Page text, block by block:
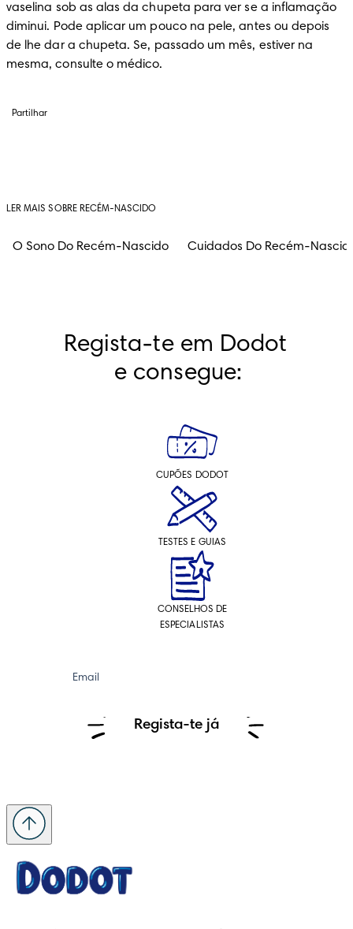
vaselina sob as alas da chupeta para ver se a inflamação
diminui. Pode aplicar um pouco na pele, antes ou depois
de lhe dar a chupeta. Se, passado um mês, estiver na
mesma, consulte o médico.
Partilhar
LER MAIS SOBRE RECÉM-NASCIDO
O Sono Do Recém-Nascido Cuidados Do Recém-
Regista-te em Dodot
e consegue:
CUPÕES DODOT
TESTES E GUIAS
CONSELHOS DE
ESPECIALISTAS
Email
Regista-te já